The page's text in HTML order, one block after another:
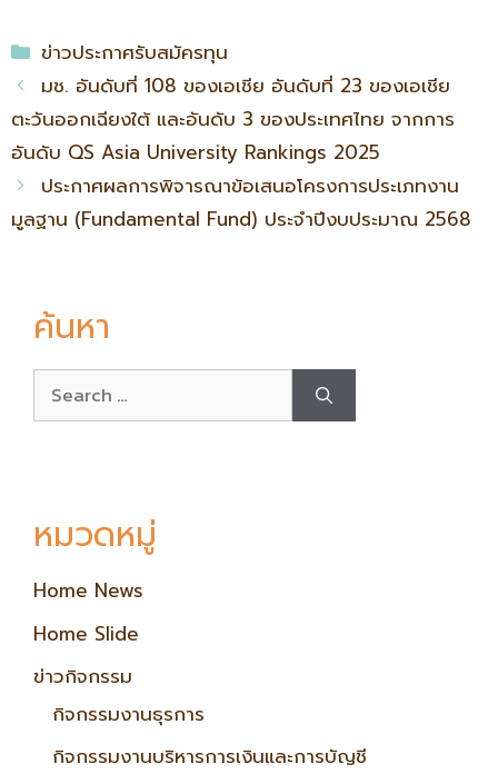
ข่าวประกาศรับสมัครทุน
มช. อันดับที่ 108 ของเอเชีย อันดับที่ 23 ของเอเชีย
ตะวันออกเฉียงใต้ และอันดับ 3 ของประเทศไทย จากการ
อันดับ QS Asia University Rankings 2025
ประกาศผลการพิจารณาข้อเสนอโครงการประเภทงาน
มูลฐาน (Fundamental Fund) ประจำปีงบประมาณ 2568
ค้นหา
หมวดหมู่
Home News
Home Slide
ข่าวกิจกรรม
กิจกรรมงานธุรการ
กิจกรรมงานบริหารการเงินและการบัญชี